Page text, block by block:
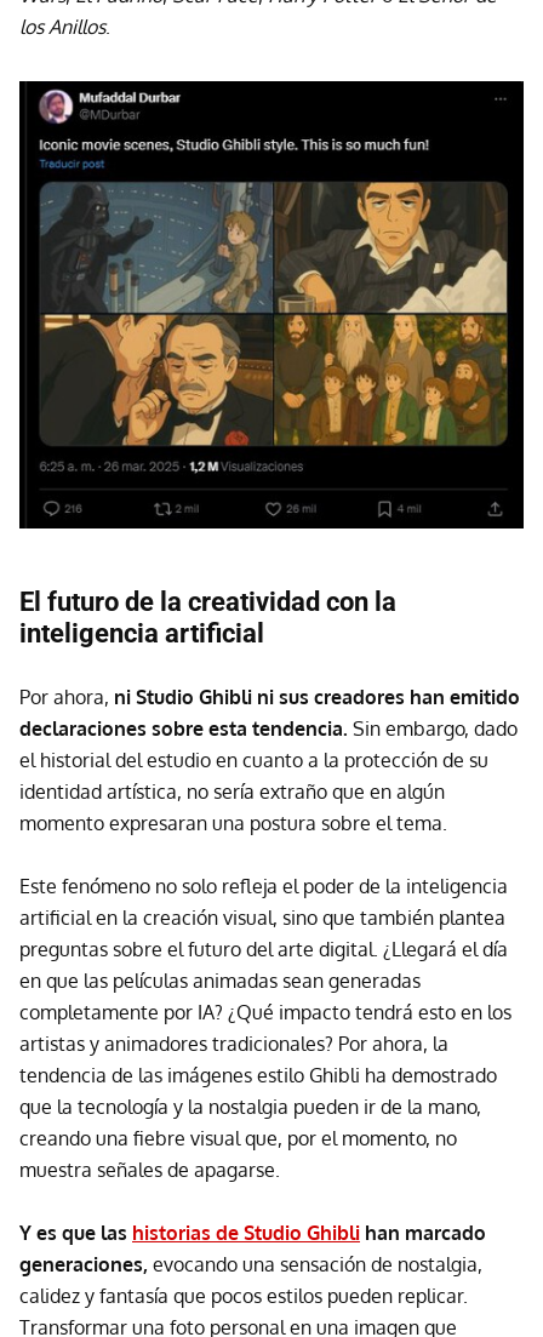
los Anillos.
El futuro de la creatividad con la
inteligencia artificial
Por ahora, ni Studio Ghibli ni sus creadores han emitido
declaraciones sobre esta tendencia. Sin embargo, dado
el historial del estudio en cuanto a la protección de su
identidad artística, no sería extraño que en algún
momento expresaran una postura sobre el tema.
Este fenómeno no solo refleja el poder de la inteligencia
artificial en la creación visual, sino que también plantea
preguntas sobre el futuro del arte digital. ¿Llegará el día
en que las películas animadas sean generadas
completamente por IA? ¿Qué impacto tendrá esto en los
artistas y animadores tradicionales? Por ahora, la
tendencia de las imágenes estilo Ghibli ha demostrado
que la tecnología y la nostalgia pueden ir de la mano,
creando una fiebre visual que, por el momento, no
muestra señales de apagarse.
Y es que las historias de Studio Ghibli han marcado
generaciones, evocando una sensación de nostalgia,
calidez y fantasía que pocos estilos pueden replicar.
Transformar una foto personal en una imagen que